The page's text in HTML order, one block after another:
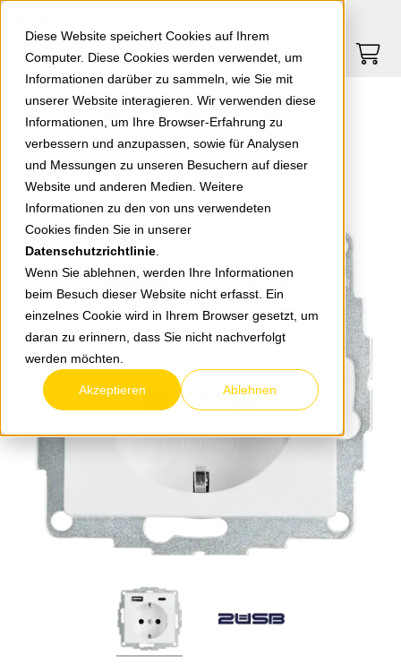
Diese Website speichert Cookies auf Ihrem
Computer. Diese Cookies werden verwendet, um
Informationen darüber zu sammeln, wie Sie mit
unserer Website interagieren. Wir verwenden diese
Informationen, um Ihre Browser-Erfahrung zu
verbessern und anzupassen, sowie für Analysen
und Messungen zu unseren Besuchern auf dieser
Website und anderen Medien. Weitere
Informationen zu den von uns verwendeten
Cookies finden Sie in unserer
Datenschutzrichtlinie
Wenn Sie ablehnen, werden Ihre Informationen
beim Besuch dieser Website nicht erfasst. Ein
einzelnes Cookie wird in Ihrem Browser gesetzt, um
daran zu erinnern, dass Sie nicht nachverfolgt
werden möchten.
Akzeptieren Ablehnen
Springe zu Hauptinhalt Springe zum Footer
0
zurück zur Übersicht